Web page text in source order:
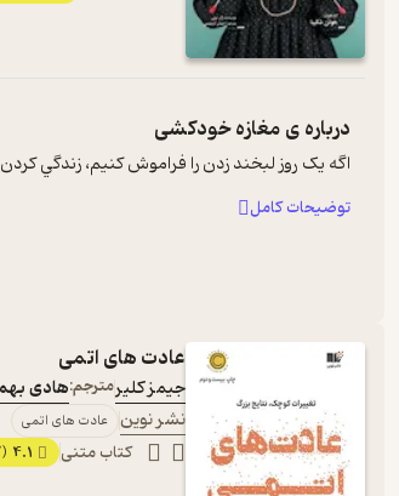
درباره یمغازه خودکشی
اگه يک روز لبخند زدن را فراموش کنيم، زندگي
توضیحات کامل
عادت های اتمی
جیمز کلیرمترجم:هادی
نشر نوین عادت های اتمی
کتاب متنی 4.1
(36872)